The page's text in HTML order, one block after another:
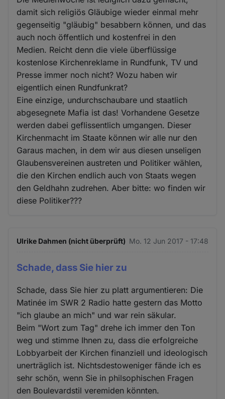
damit sich religiös Gläubige wieder einmal mehr
gegenseitig "gläubig" besabbern können, und das
auch noch öffentlich und kostenfrei in den
Medien. Reicht denn die viele überflüssige
kostenlose Kirchenreklame in Rundfunk, TV und
Presse immer noch nicht? Wozu haben wir
eigentlich einen Rundfunkrat?
Eine einzige, undurchschaubare und staatlich
abgesegnete Mafia ist das! Vorhandene Gesetze
werden dabei geflissentlich umgangen. Dieser
Kirchenmacht im Staate können wir alle nur den
Garaus machen, in dem wir aus diesen unseligen
Glaubensvereinen austreten und Politiker wählen,
die den Kirchen endlich auch von Staats wegen
den Geldhahn zudrehen. Aber bitte: wo finden wir
diese Politiker???
Ulrike Dahmen (nicht überprüft) Mo. 12 Jun 2017 - 17:48
Schade, dass Sie hier zu
Schade, dass Sie hier zu platt argumentieren: Die
Matinée im SWR 2 Radio hatte gestern das Motto
"ich glaube an mich" und war rein säkular.
Beim "Wort zum Tag" drehe ich immer den Ton
weg und stimme Ihnen zu, dass die erfolgreiche
Lobbyarbeit der Kirchen finanziell und ideologisch
unerträglich ist. Nichtsdestoweniger fände ich es
sehr schön, wenn Sie in philsophischen Fragen
den Boulevardstil veremiden könnten.